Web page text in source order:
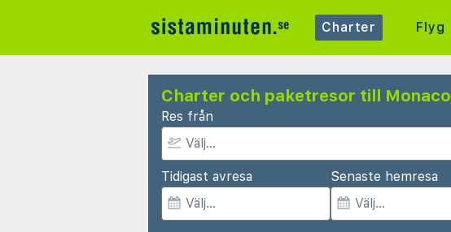
Charter Flyg
Charter och paketresor till Monaco
Res från
Tidigast avresa Senaste hemresa